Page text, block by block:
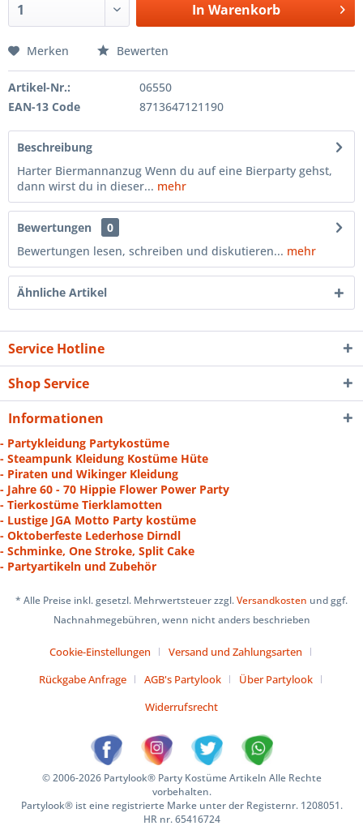
In Warenkorb
Merken Bewerten
Artikel-Nr.:
06550
EAN-13 Code
8713647121190
Beschreibung
Harter Biermannanzug Wenn du auf eine Bierparty gehst,
dann wirst du in dieser... mehr
Bewertungen
0
Bewertungen lesen, schreiben und diskutieren... mehr
Ähnliche Artikel
Service Hotline
Shop Service
Informationen
- Partykleidung Partykostüme
- Steampunk Kleidung Kostüme Hüte
- Piraten und Wikinger Kleidung
- Jahre 60 - 70 Hippie Flower Power Party
- Tierkostüme Tierklamotten
- Lustige JGA Motto Party kostüme
- Oktoberfeste Lederhose Dirndl
- Schminke, One Stroke, Split Cake
- Partyartikeln und Zubehör
* Alle Preise inkl. gesetzl. Mehrwertsteuer zzgl.Versandkosten und ggf.
Nachnahmegebühren, wenn nicht anders beschrieben
Cookie-Einstellungen
Versand und Zahlungsarten
Rückgabe Anfrage
AGB's Partylook
Über Partylook
Widerrufsrecht
© 2006-2026 Partylook® Party Kostüme Artikeln Alle Rechte
vorbehalten.
Partylook® ist eine registrierte Marke unter der Registernr. 1208051.
HR nr. 65416724